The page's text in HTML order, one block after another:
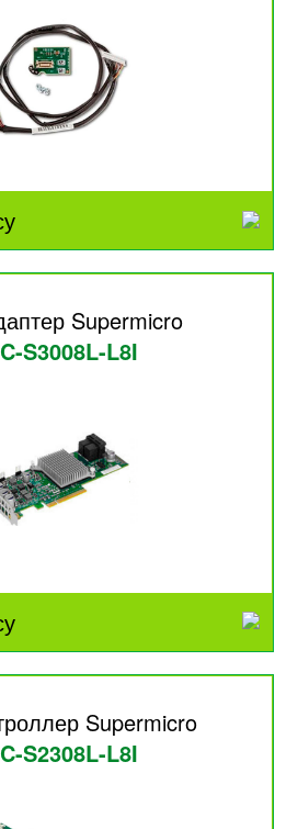
Supermicro
S3008L-L8I
Supermicro
S2308L-L8I